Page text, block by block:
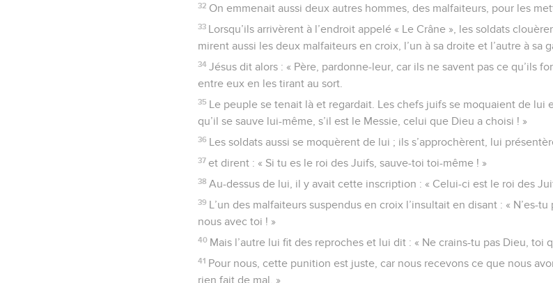
32 On emmenait aussi deux autres hommes, des malfaiteurs, pour les
33 Lorsqu’ils arrivèrent à l’endroit appelé « Le Crâne », les soldats
mirent aussi les deux malfaiteurs en croix, l’un à sa droite et l’autre à sa
34 Jésus dit alors : « Père, pardonne-leur, car ils ne savent pas ce qu’ils
entre eux en les tirant au sort.
35 Le peuple se tenait là et regardait. Les chefs juifs se moquaient de lui
qu’il se sauve lui-même, s’il est le Messie, celui que Dieu a choisi ! »
36 Les soldats aussi se moquèrent de lui ; ils s’approchèrent, lui
37 et dirent : « Si tu es le roi des Juifs, sauve-toi toi-même ! »
38 Au-dessus de lui, il y avait cette inscription : « Celui-ci est le roi des
39 L’un des malfaiteurs suspendus en croix l’insultait en disant : « N’es-
nous avec toi ! »
40 Mais l’autre lui fit des reproches et lui dit : « Ne crains-tu pas Dieu, toi
41 Pour nous, cette punition est juste, car nous recevons ce que nous
rien fait de mal. »